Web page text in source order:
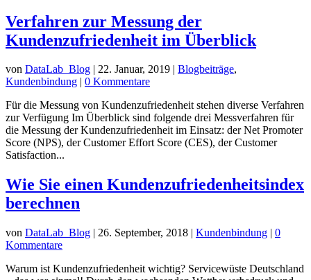
Verfahren zur Messung der
Kundenzufriedenheit im Überblick
von DataLab_Blog | 22. Januar, 2019 | Blogbeiträge,
Kundenbindung | 0 Kommentare
Für die Messung von Kundenzufriedenheit stehen diverse Verfahren
zur Verfügung Im Überblick sind folgende drei Messverfahren für
die Messung der Kundenzufriedenheit im Einsatz: der Net Promoter
Score (NPS), der Customer Effort Score (CES), der Customer
Satisfaction...
Wie Sie einen Kundenzufriedenheitsindex
berechnen
von DataLab_Blog | 26. September, 2018 | Kundenbindung | 0
Kommentare
Warum ist Kundenzufriedenheit wichtig? Servicewüste Deutschland